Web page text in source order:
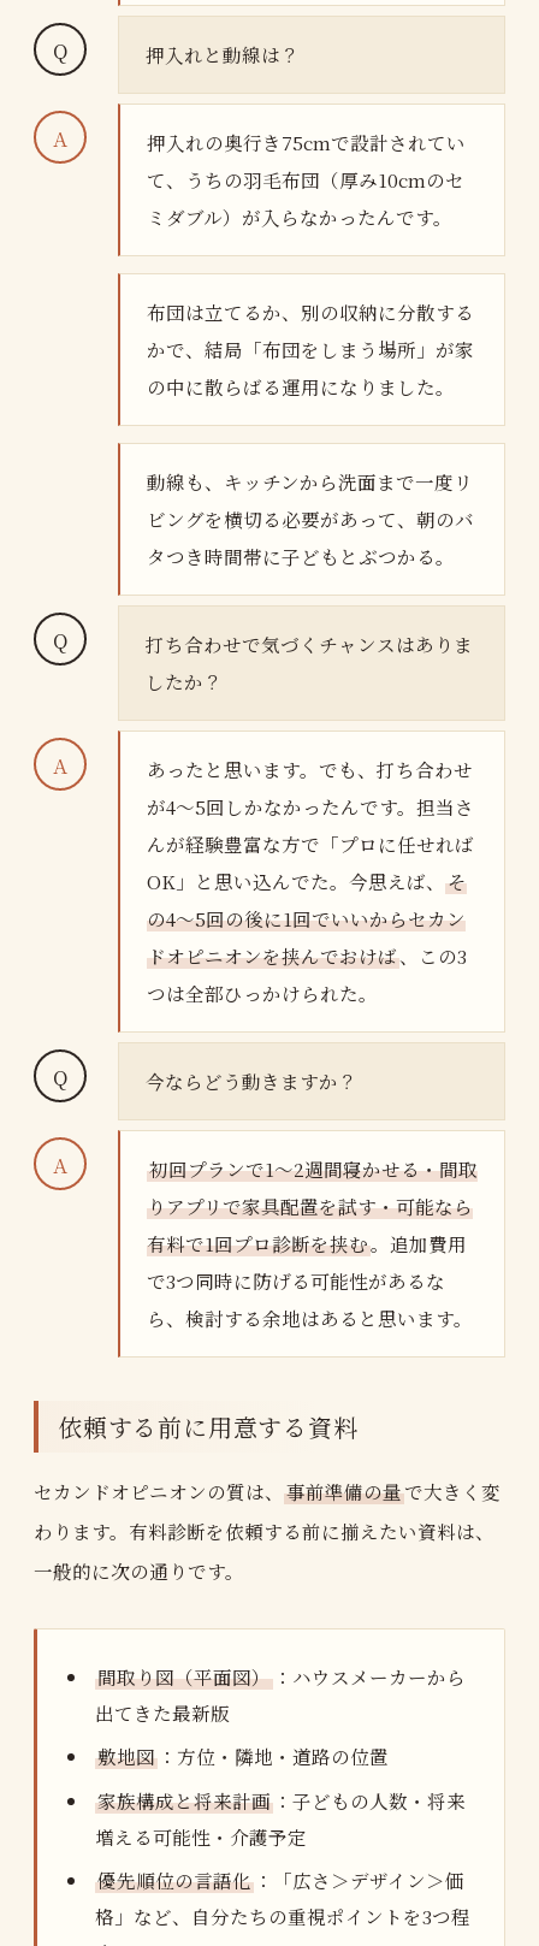
押入れと動線は？
押入れの奥行き75cmで設計されてい
て、うちの羽毛布団（厚み10cmのセ
ミダブル）が入らなかったんです。
布団は立てるか、別の収納に分散する
かで、結局「布団をしまう場所」が家
の中に散らばる運用になりました。
動線も、キッチンから洗面まで一度リ
ビングを横切る必要があって、朝のバ
タつき時間帯に子どもとぶつかる。
打ち合わせで気づくチャンスはありま
したか？
あったと思います。でも、打ち合わせ
が4〜5回しかなかったんです。担当さ
んが経験豊富な方で「プロに任せれば
OK」と思い込んでた。今思えば、 そ
の4〜5回の後に1回でいいからセカン
ドオピニオンを挟んでおけば、この3
つは全部ひっかけられた。
今ならどう動きますか？
初回プランで1〜2週間寝かせる・間取
りアプリで家具配置を試す・可能なら
有料で1回プロ診断を挟む。追加費用
で3つ同時に防げる可能性があるな
ら、検討する余地はあると思います。
依頼する前に用意する資料
セカンドオピニオンの質は、 事前準備の量で大きく変
わります。有料診断を依頼する前に揃えたい資料は、
一般的に次の通りです。
間取り図（平面図） ：ハウスメーカーから
出てきた最新版
敷地図 ：方位・隣地・道路の位置
家族構成と将来計画 ：子どもの人数・将来
増える可能性・介護予定
優先順位の言語化 ：「広さ＞デザイン＞価
格」など、自分たちの重視ポイントを3つ程